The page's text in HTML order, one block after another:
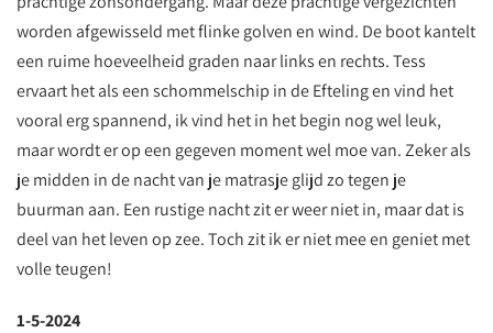
worden afgewisseld met flinke golven en wind. De boot kantelt
een ruime hoeveelheid graden naar links en rechts. Tess
ervaart het als een schommelschip in de Efteling en vind het
vooral erg spannend, ik vind het in het begin nog wel leuk,
maar wordt er op een gegeven moment wel moe van. Zeker als
je midden in de nacht van je matrasje glijd zo tegen je
buurman aan. Een rustige nacht zit er weer niet in, maar dat is
deel van het leven op zee. Toch zit ik er niet mee en geniet met
volle teugen!
1-5-2024